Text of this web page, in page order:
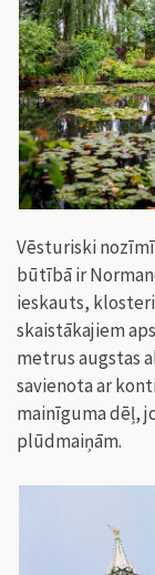
Vēsturiski
būtībā ir
ieskauts,
skaistākajiem
metrus augstas
savienota ar
mainīguma dēļ,
plūdmaiņām.